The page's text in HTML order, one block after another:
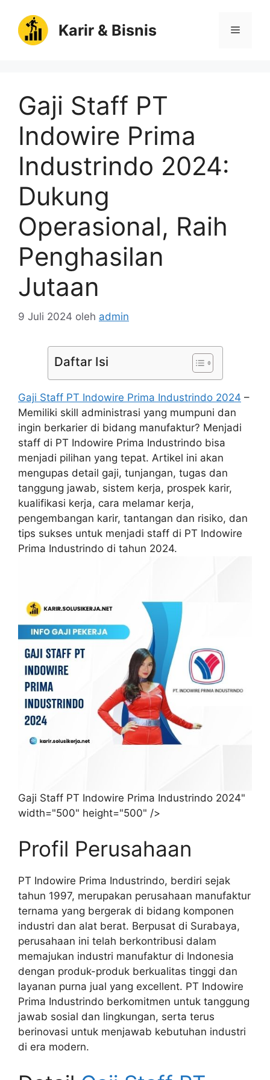
Karir & Bisnis Menu
Gaji Staff PT
Indowire Prima
Industrindo 2024:
Dukung
Operasional, Raih
Penghasilan
Jutaan
9 Juli 2024 oleh admin
Daftar Isi
Gaji Staff PT Indowire Prima Industrindo 2024 –
Memiliki skill administrasi yang mumpuni dan
ingin berkarier di bidang manufaktur? Menjadi
staff di PT Indowire Prima Industrindo bisa
menjadi pilihan yang tepat. Artikel ini akan
mengupas detail gaji, tunjangan, tugas dan
tanggung jawab, sistem kerja, prospek karir,
kualifikasi kerja, cara melamar kerja,
pengembangan karir, tantangan dan risiko, dan
tips sukses untuk menjadi staff di PT Indowire
Prima Industrindo di tahun 2024.
Gaji Staff PT Indowire Prima Industrindo 2024"
width="500" height="500" />
Profil Perusahaan
PT Indowire Prima Industrindo, berdiri sejak
tahun 1997, merupakan perusahaan manufaktur
ternama yang bergerak di bidang komponen
industri dan alat berat. Berpusat di Surabaya,
perusahaan ini telah berkontribusi dalam
memajukan industri manufaktur di Indonesia
dengan produk-produk berkualitas tinggi dan
layanan purna jual yang excellent. PT Indowire
Prima Industrindo berkomitmen untuk tanggung
jawab sosial dan lingkungan, serta terus
berinovasi untuk menjawab kebutuhan industri
di era modern.